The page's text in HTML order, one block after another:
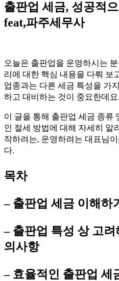
출판업 세금, 성공적
feat,파주세무사
오늘은 출판업을 운영하시는
리에 대한 핵심 내용을 다뤄 보
업종과는 다른 세금 특성을 가
하고 대비하는 것이 중요한데요.
이 글을 통해 출판업 세금 종류
인 절세 방법에 대해 자세히 알
작하려는, 운영하려는 대표님
다.
목차
– 출판업 세금 이해하기
– 출판업 특성 상 고
의사항
– 효율적인 출판업 세